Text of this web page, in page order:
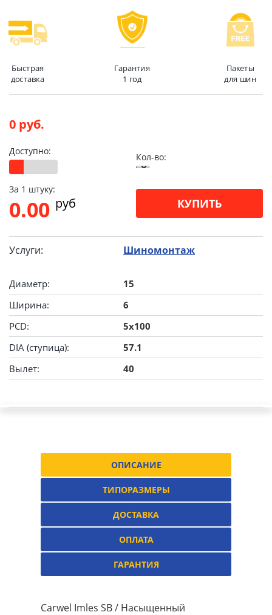
Быстрая
доставка
Гарантия
1 год
Пакеты
для шин
0 руб.
Доступно:
Кол-во:
За 1 штуку:
0.00 pуб КУПИТЬ
Услуги: Шиномонтаж
Диаметр:
15
Ширина:
6
PCD:
5x100
DIA (ступица):
57.1
Вылет:
40
ОПИСАНИЕ
ТИПОРАЗМЕРЫ
ДОСТАВКА
ОПЛАТА
ГАРАНТИЯ
Carwel Imles SB / Насыщенный